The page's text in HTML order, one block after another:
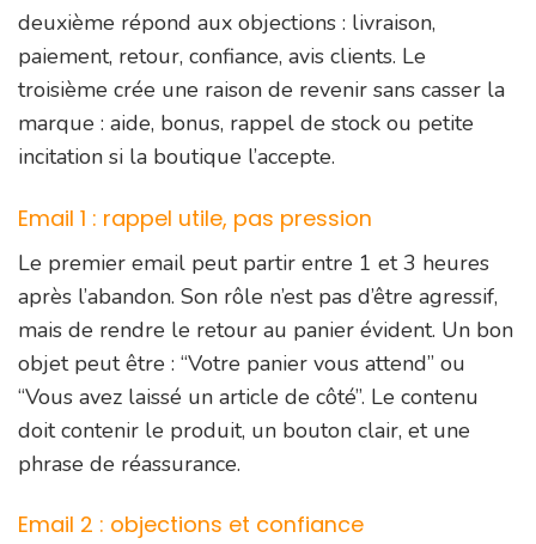
deuxième répond aux objections : livraison,
paiement, retour, confiance, avis clients. Le
troisième crée une raison de revenir sans casser la
marque : aide, bonus, rappel de stock ou petite
incitation si la boutique l’accepte.
Email 1 : rappel utile, pas pression
Le premier email peut partir entre 1 et 3 heures
après l’abandon. Son rôle n’est pas d’être agressif,
mais de rendre le retour au panier évident. Un bon
objet peut être : “Votre panier vous attend” ou
“Vous avez laissé un article de côté”. Le contenu
doit contenir le produit, un bouton clair, et une
phrase de réassurance.
Email 2 : objections et confiance